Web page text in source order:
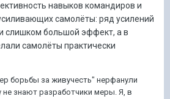
навыков командиров и
самолёты: ряд усилений
слишком большой эффект, а в
самолёты практически
борьбы за живучесть" нерфанули
не знают разработчики меры. Я, в